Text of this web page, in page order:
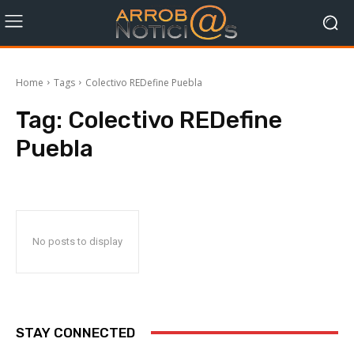
Home Tags Colectivo REDefine Puebla
Tag: Colectivo REDefine
Puebla
No posts to display
STAY CONNECTED